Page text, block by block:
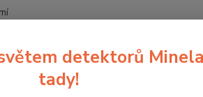
Hledat
detektorů
tady!